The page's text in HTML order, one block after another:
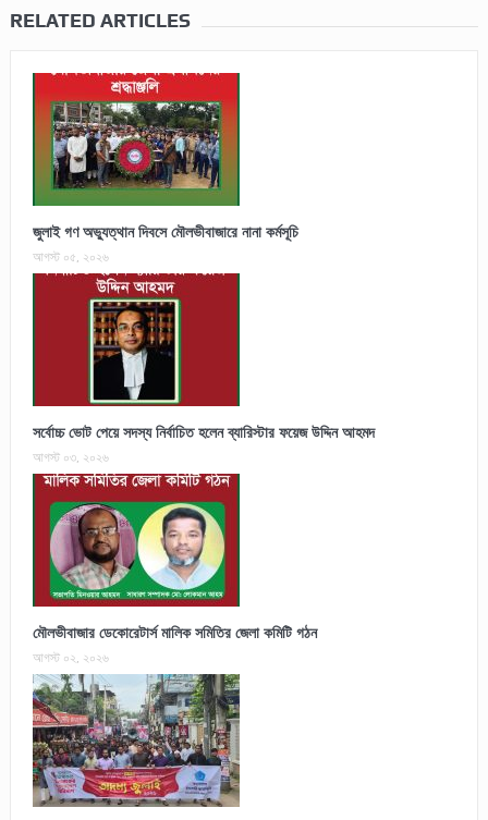
RELATED ARTICLES
জুলাই গণ অভ্যুত্থান দিবসে মৌলভীবাজারে নানা কর্মসূচি
আগস্ট ০৫, ২০২৬
সর্বোচ্চ ভোট পেয়ে সদস্য নির্বাচিত হলেন ব্যারিস্টার ফয়েজ উদ্দিন আহমদ
আগস্ট ০৩, ২০২৬
মৌলভীবাজার ডেকোরেটার্স মালিক সমিতির জেলা কমিটি গঠন
আগস্ট ০২, ২০২৬